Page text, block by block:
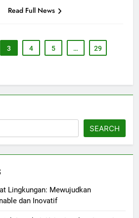
Read Full News
3 4 5 … 29
SEARCH
Lingkungan: Mewujudkan
dan Inovatif